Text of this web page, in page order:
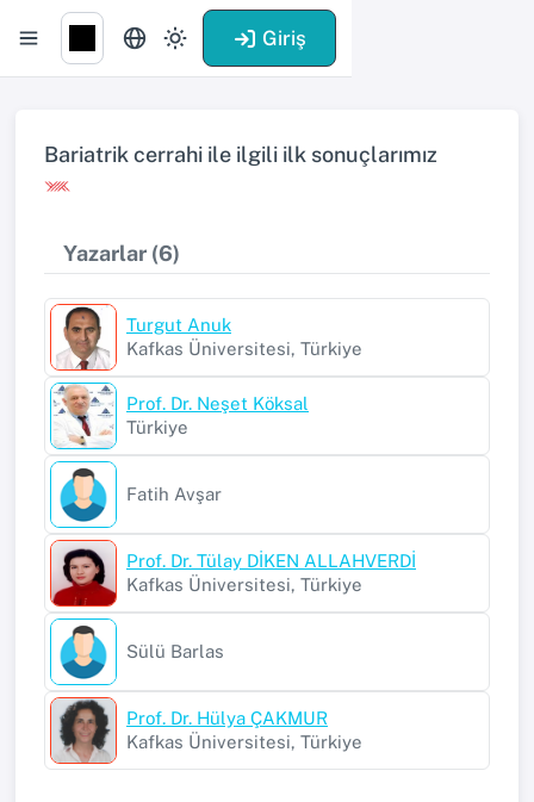
Giriş
Bariatrik cerrahi ile ilgili ilk sonuçlarımız
Yazarlar (6)
Turgut Anuk
Kafkas Üniversitesi, Türkiye
Prof. Dr. Neşet Köksal
Türkiye
Fatih Avşar
Prof. Dr. Tülay DİKEN ALLAHVERDİ
Kafkas Üniversitesi, Türkiye
Sülü Barlas
Prof. Dr. Hülya ÇAKMUR
Kafkas Üniversitesi, Türkiye